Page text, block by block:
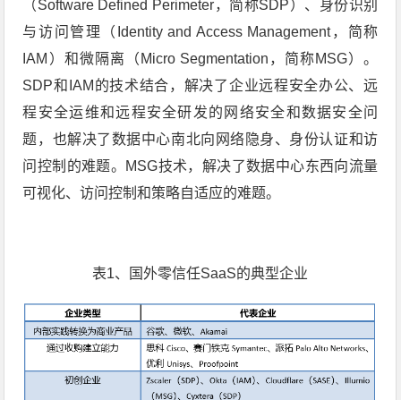
（Software Defined Perimeter，简称SDP）、身份识别
与访问管理（Identity and Access Management，简称
IAM）和微隔离（Micro Segmentation，简称MSG）。
SDP和IAM的技术结合，解决了企业远程安全办公、远
程安全运维和远程安全研发的网络安全和数据安全问
题，也解决了数据中心南北向网络隐身、身份认证和访
问控制的难题。MSG技术，解决了数据中心东西向流量
可视化、访问控制和策略自适应的难题。
表1、国外零信任SaaS的典型企业